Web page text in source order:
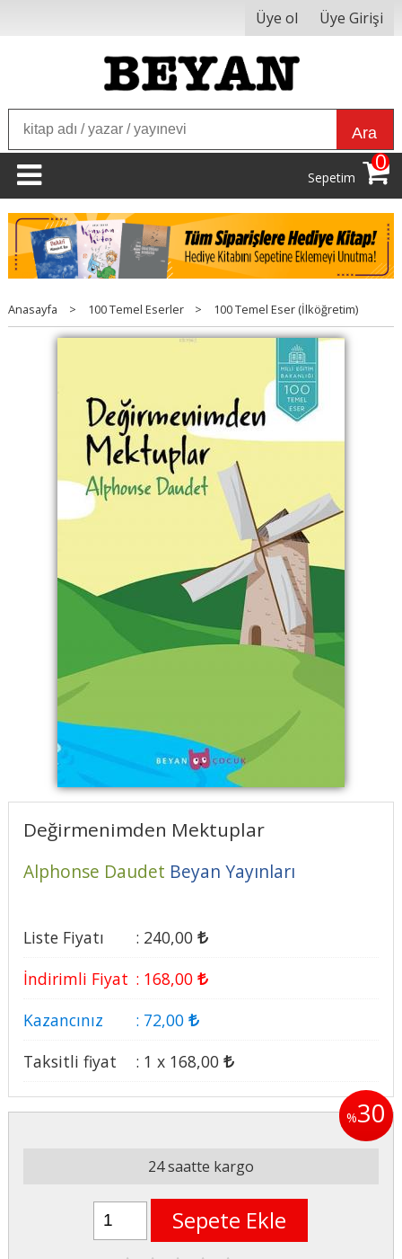
Üye ol Üye Girişi
Ara
Sepetim
0
Anasayfa > 100 Temel Eserler > 100 Temel Eser (İlköğretim)
Değirmenimden Mektuplar
Alphonse Daudet Beyan Yayınları
Liste Fiyatı : 240,00
İndirimli Fiyat : 168,00
Kazancınız
: 72,00
Taksitli fiyat
: 1 x 168,00
%30
24 saatte kargo
Sepete Ekle